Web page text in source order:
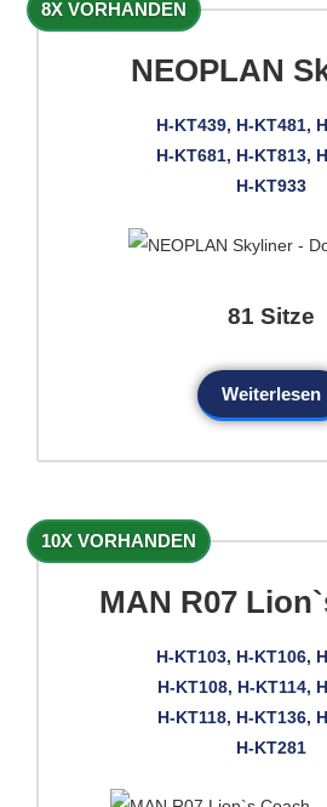
8X VORHANDEN
NEOPLAN
H-KT439, H-KT481,
H-KT681, H-KT813,
H-KT933
81 Sitze
Weiterlesen
10X VORHANDEN
MAN R07
H-KT103, H-KT106,
H-KT108, H-KT114,
H-KT118, H-KT136,
H-KT281